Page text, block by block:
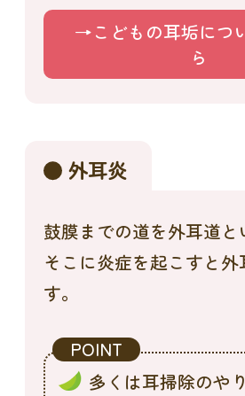
→こどもの耳垢につ
ら
外耳炎
鼓膜までの道を外耳道と
そこに炎症を起こすと外
す。
POINT
多くは耳掃除のや